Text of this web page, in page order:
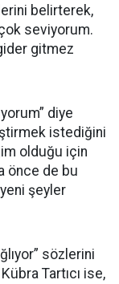
belirterek,
seviyorum.
gitmez
diye
istediğini
olduğu için
önce de bu
şeyler
sözlerini
Tartıcı ise,